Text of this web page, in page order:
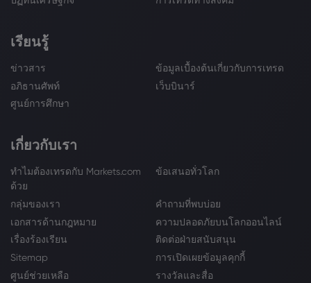
เรียนรู้
ข่าวสาร
ข้อมูลเบื้องต้นเกี่ยวกับการเทรด
อภิธานศัพท์
เว็บบินาร์
ศูนย์การศึกษา
เกี่ยวกับเรา
ทำไมต้องเทรดกับ Markets.com
ด้วย
ข้อเสนอทั่วโลก
กลุ่มของเรา
คำถามที่พบบ่อย
เอกสารด้านกฎหมาย
ความปลอดภัยบนโลกออนไลน์
เรื่องร้องเรียน
ติดต่อฝ่ายสนับสนุน
Sitemap
การเปิดเผยข้อมูลคุกกี้
ศูนย์ช่วยเหลือ
รางวัลและสื่อ